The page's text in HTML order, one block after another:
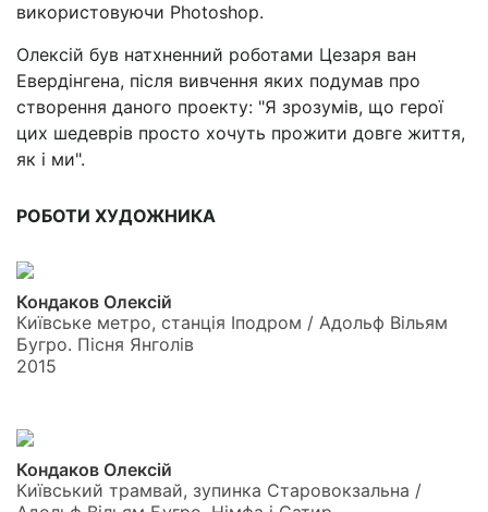
використовуючи Photoshop.
Олексій був натхненний роботами Цезаря ван
Евердінгена, після вивчення яких подумав про
створення даного проекту: "Я зрозумів, що герої
цих шедеврів просто хочуть прожити довге життя,
як і ми".
РОБОТИ ХУДОЖНИКА
Кондаков Олексій
Київське метро, станція Іподром / Адольф Вільям
Бугро. Пісня Янголів
2015
Кондаков Олексій
Київський трамвай, зупинка Старовокзальна /